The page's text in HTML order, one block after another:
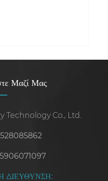
Μαζί Μας
Technology Co., Ltd.
ΔΙΕΥΘΥΝΣΗ: